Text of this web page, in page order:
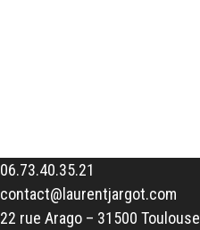
06.73.40.35.21
contact@laurentjargot.com
22 rue Arago – 31500 Toulouse